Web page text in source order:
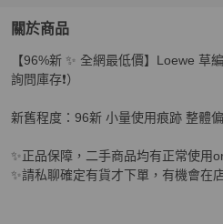
關於商品
關於【96%新 ✨ 全網最低價】
【96%新 ✨ 全網最低價】Loewe 草
詢問庫存❗️）
新舊程度：96新 小量使用痕跡 整體
✨正品保障，二手商品均有正常使用
✨請私聊確定有貨才下單，有機會在店